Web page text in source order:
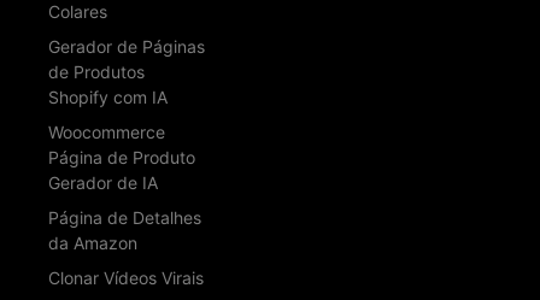
Colares
Gerador de Páginas
de Produtos
Shopify com IA
Woocommerce
Página de Produto
Gerador de IA
Página de Detalhes
da Amazon
Clonar Vídeos Virais